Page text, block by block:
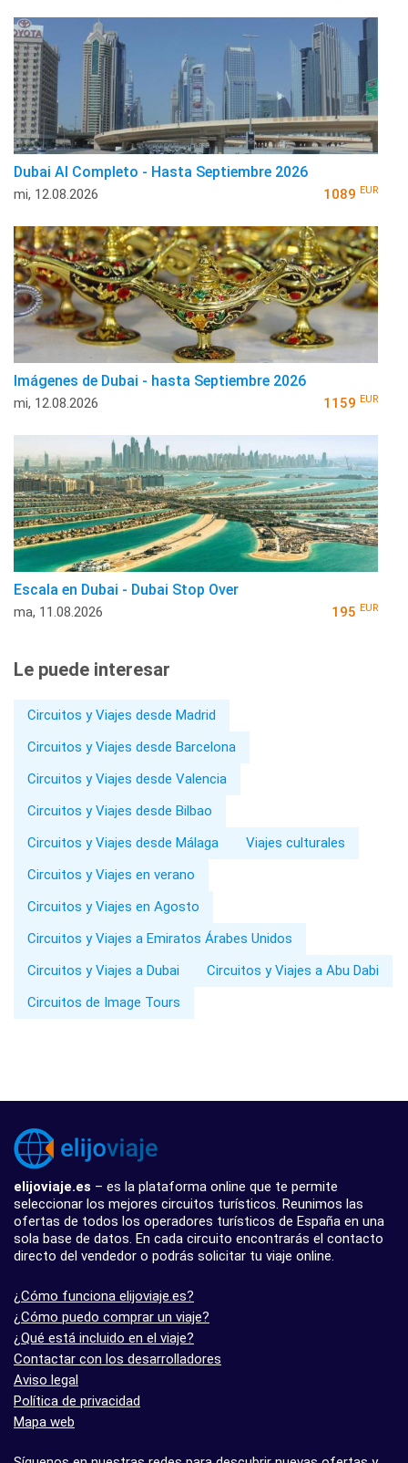
Dubai Al Completo - Hasta Septiembre 2026
mi, 12.08.2026 1089 EUR
Imágenes de Dubai - hasta Septiembre 2026
mi, 12.08.2026 1159 EUR
Escala en Dubai - Dubai Stop Over
ma, 11.08.2026 195 EUR
Le puede interesar
Circuitos y Viajes desde Madrid
Circuitos y Viajes desde Barcelona
Circuitos y Viajes desde Valencia
Circuitos y Viajes desde Bilbao
Circuitos y Viajes desde Málaga
Viajes culturales
Circuitos y Viajes en verano
Circuitos y Viajes en Agosto
Circuitos y Viajes a Emiratos Árabes Unidos
Circuitos y Viajes a Dubai
Circuitos y Viajes a Abu Dabi
Circuitos de Image Tours
elijoviaje.es – es la plataforma online que te permite
seleccionar los mejores circuitos turísticos. Reunimos las
ofertas de todos los operadores turísticos de España en una
sola base de datos. En cada circuito encontrarás el contacto
directo del vendedor o podrás solicitar tu viaje online.
¿Cómo funciona elijoviaje.es?
¿Cómo puedo comprar un viaje?
¿Qué está incluido en el viaje?
Contactar con los desarrolladores
Aviso legal
Política de privacidad
Mapa web